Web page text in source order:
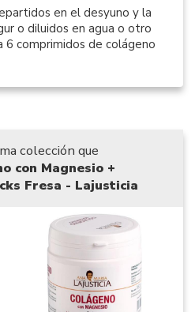
en el desyuno y la
o diluidos en agua o otro
6 comprimidos de colágeno
colección que
con Magnesio +
Fresa - Lajusticia